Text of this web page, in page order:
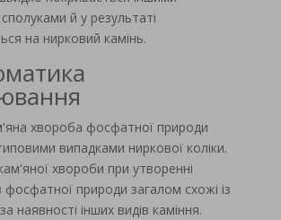
й у результаті
на нирковий камінь.
хвороба фосфатної природи
випадками ниркової коліки.
хвороби при утворенні
фосфатної природи загалом схожі із
наявності інших видів каміння.